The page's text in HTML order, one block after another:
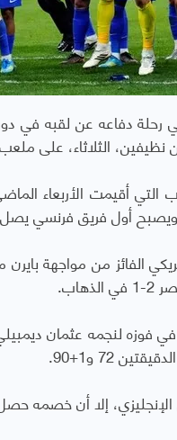
دفاعه عن لقبه في
الثلاثاء، على ملعب
التي أقيمت الأربعاء
الفائز من مواجهة بايرن
فوزه لنجمه عثمان
72 و1+90.
الإنجليزي، إلا أن خصمه